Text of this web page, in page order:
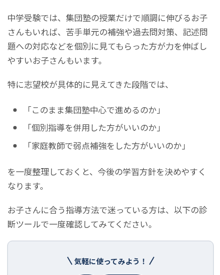
中学受験では、集団塾の授業だけで順調に伸びるお子
さんもいれば、苦手単元の補強や過去問対策、記述問
題への対応などを個別に見てもらった方が力を伸ばし
やすいお子さんもいます。
特に志望校が具体的に見えてきた段階では、
「このまま集団塾中心で進めるのか」
「個別指導を併用した方がいいのか」
「家庭教師で弱点補強をした方がいいのか」
を一度整理しておくと、今後の学習方針を決めやすく
なります。
お子さんに合う指導方法で迷っている方は、以下の診
断ツールで一度確認してみてください。
気軽に使ってみよう！